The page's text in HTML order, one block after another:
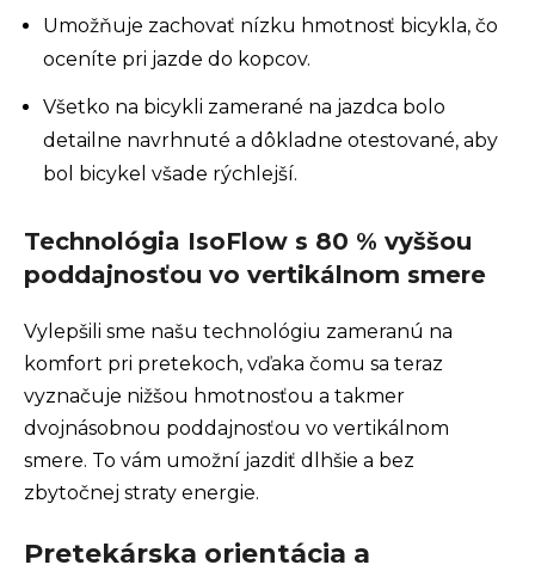
Umožňuje zachovať nízku hmotnosť bicykla, čo
oceníte pri jazde do kopcov.
Všetko na bicykli zamerané na jazdca bolo
detailne navrhnuté a dôkladne otestované, aby
bol bicykel všade rýchlejší.
Technológia IsoFlow s 80 % vyššou
poddajnosťou vo vertikálnom smere
Vylepšili sme našu technológiu zameranú na
komfort pri pretekoch, vďaka čomu sa teraz
vyznačuje nižšou hmotnosťou a takmer
dvojnásobnou poddajnosťou vo vertikálnom
smere. To vám umožní jazdiť dlhšie a bez
zbytočnej straty energie.
Pretekárska orientácia a